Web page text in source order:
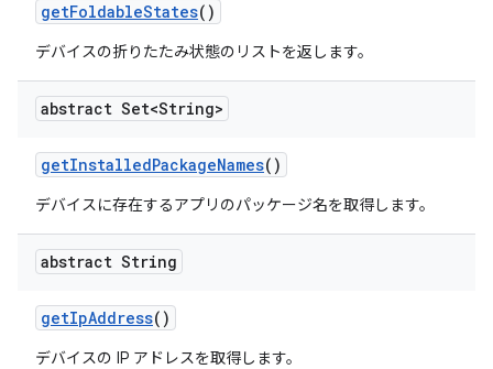
getFoldableStates()
デバイスの折りたたみ状態のリストを返します。
abstract Set<String>
getInstalledPackageNames()
デバイスに存在するアプリのパッケージ名を取得します。
abstract String
getIpAddress()
デバイスの IP アドレスを取得します。